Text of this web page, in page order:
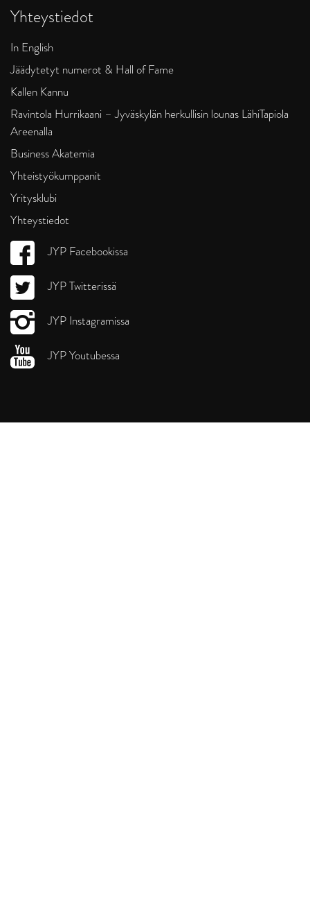
Yhteystiedot
In English
Jäädytetyt numerot & Hall of Fame
Kallen Kannu
Ravintola Hurrikaani – Jyväskylän herkullisin lounas LähiTapiola
Areenalla
Business Akatemia
Yhteistyökumppanit
Yritysklubi
Yhteystiedot
JYP Facebookissa
JYP Twitterissä
JYP Instagramissa
JYP Youtubessa